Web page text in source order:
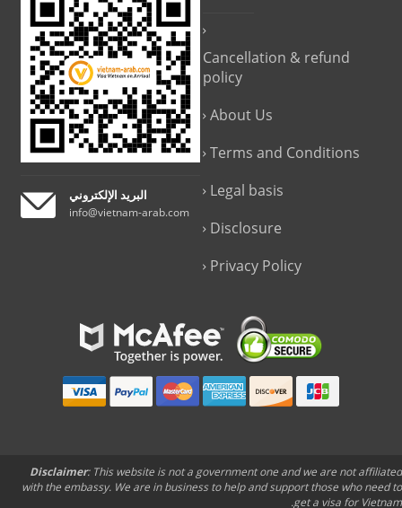
البريد الإلكتروني
info@vietnam-arab.com
Cancellation & refund
policy
About Us
Terms and Conditions
Legal basis
Disclosure
Privacy Policy
Disclaimer: This website is not a government one and we are not affiliated
with the embassy. We are in business to help and support those who need to
get a visa for Vietnam.